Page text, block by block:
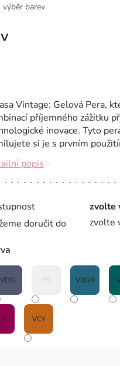
výběr barev
zvolte
doručit do
zvolte
VDG FB VBGR
VCY
Vintage: Gelová Pera,
příjemného zážitku
inovace. Tyto
si je s prvním
popis